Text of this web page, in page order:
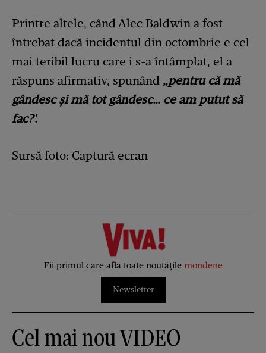
Printre altele, când Alec Baldwin a fost
întrebat dacă incidentul din octombrie e cel
mai teribil lucru care i s-a întâmplat, el a
răspuns afirmativ, spunând „pentru că mă
gândesc și mă tot gândesc… ce am putut să
fac?'.
Sursă foto: Captură ecran
Fii primul care afla toate noutățile mondene
Newsletter
Cel mai nou VIDEO